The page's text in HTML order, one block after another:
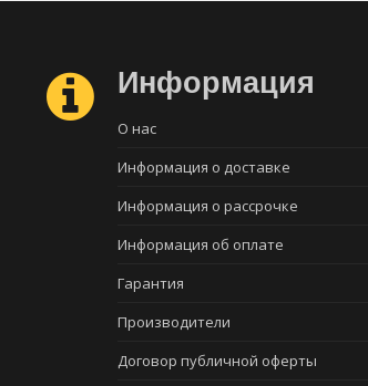
Информация
О нас
Информация о доставке
Информация о рассрочке
Информация об оплате
Гарантия
Производители
Договор публичной оферты